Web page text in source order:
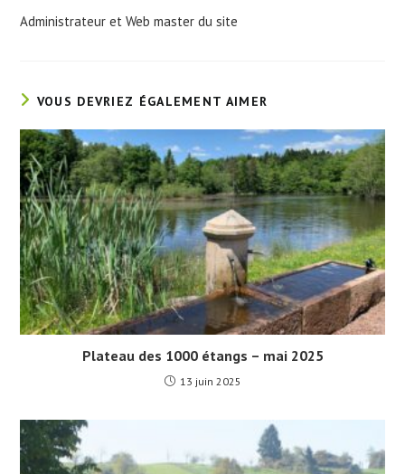
Administrateur et Web master du site
VOUS DEVRIEZ ÉGALEMENT AIMER
Plateau des 1000 étangs – mai 2025
13 juin 2025